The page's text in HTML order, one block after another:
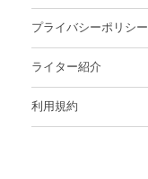
プライバシーポリシー
ライター紹介
利用規約